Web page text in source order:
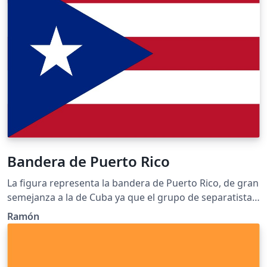
Bandera de Puerto Rico
La figura representa la bandera de Puerto Rico, de gran
semejanza a la de Cuba ya que el grupo de separatistas
puertorriqueños que adoptó el diseño de la bandera
como emblema de su grupo, estaba asociado a los
Ramón